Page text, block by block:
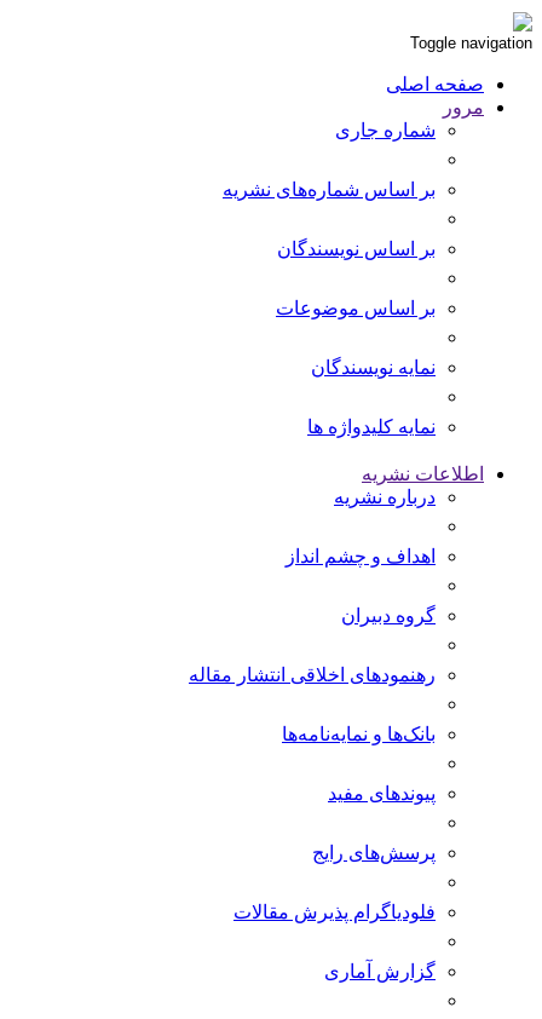
Toggle navigation
صفحه اصلی
مرور
شماره جاری
بر اساس شماره‌های نشریه
بر اساس نویسندگان
بر اساس موضوعات
نمایه نویسندگان
نمایه کلیدواژه ها
اطلاعات نشریه
درباره نشریه
اهداف و چشم انداز
گروه دبیران
رهنمودهای اخلاقی انتشار مقاله
بانک‌ها و نمایه‌‌نامه‌ها
پیوندهای مفید
پرسش‌های رایج
فلودیاگرام پذیرش مقالات
گزارش آماری